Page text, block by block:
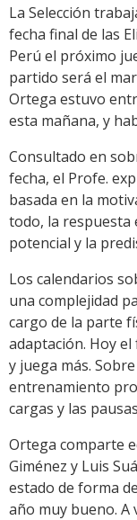
La Selección
fecha final de las
Perú el próximo
partido será el
Ortega estuvo
esta mañana, y
Consultado en
fecha, el Profe.
basada en la
todo, la respuesta
potencial y la
Los calendarios
una complejidad
cargo de la parte
adaptación. Hoy
y juega más.
entrenamiento
cargas y las
Ortega comparte
Giménez y Luis
estado de forma
año muy bueno. A